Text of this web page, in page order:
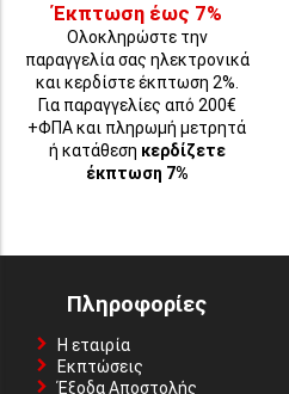
Έκπτωση έως 7%
Ολοκληρώστε την
παραγγελία σας ηλεκτρονικά
και κερδίστε έκπτωση 2%.
Για παραγγελίες από 200€
+ΦΠΑ και πληρωμή μετρητά
ή κατάθεση κερδίζετε
έκπτωση 7%
Πληροφορίες
Η εταιρία
Εκπτώσεις
Έξοδα Αποστολής